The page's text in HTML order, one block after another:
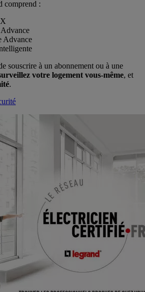
comprend :
Advance
souscrire à un abonnement ou à une
votre logement vous-même, et
.